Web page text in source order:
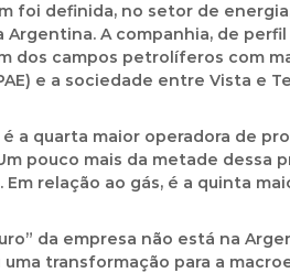
foi definida, no setor de
Argentina. A companhia, de
dos campos petrolíferos com
e a sociedade entre Vista e
a quarta maior operadora de
pouco mais da metade dessa
Em relação ao gás, é a quinta
da empresa não está na
transformação para a